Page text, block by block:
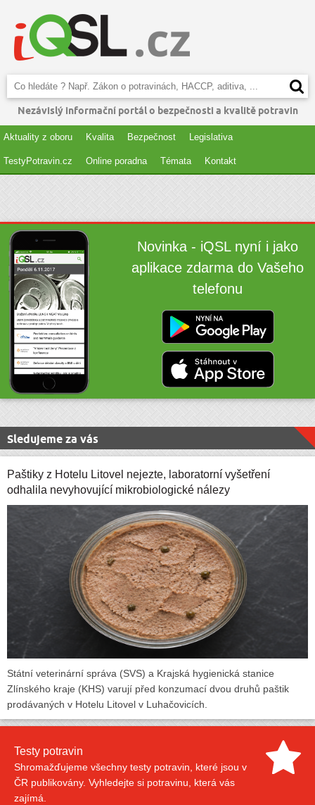
Nezávislý informační portál o bezpečnosti a kvalitě potravin
Aktuality z oboru Kvalita Bezpečnost Legislativa
TestyPotravin.cz Online poradna Témata Kontakt
Novinka - iQSL nyní i jako
aplikace zdarma do Vašeho
telefonu
Sledujeme za vás
Paštiky z Hotelu Litovel nejezte, laboratorní vyšetření
odhalila nevyhovující mikrobiologické nálezy
Státní veterinární správa (SVS) a Krajská hygienická stanice
Zlínského kraje (KHS) varují před konzumací dvou druhů paštik
prodávaných v Hotelu Litovel v Luhačovicích.
Testy potravin
Shromažďujeme všechny testy potravin, které jsou v
ČR publikovány. Vyhledejte si potravinu, která vás
zajímá.